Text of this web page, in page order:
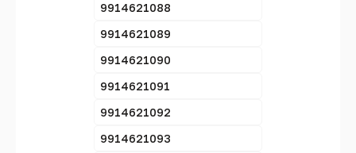
9914621088
9914621089
9914621090
9914621091
9914621092
9914621093